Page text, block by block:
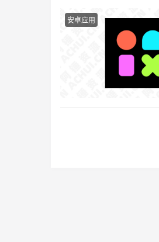
安卓应用